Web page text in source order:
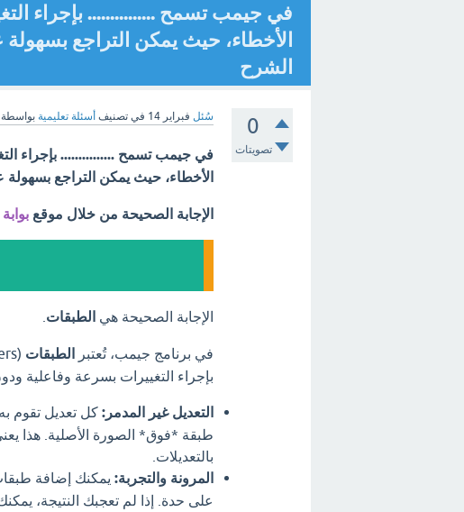
في جيمب تسمح ............... بإجراء
الأخطاء، حيث يمكن التراجع
الشرح
0
تصويتات
سُئل فبراير 14 في تصنيف أسئلة تعليمية بواسطة
في جيمب تسمح ............... بإجراء
الأخطاء، حيث يمكن التراجع
الإجابة الصحيحة من خلال موقع
الإجابة الصحيحة هي الطبقات
في برنامج جيمب، تُعتبر الطبقات
بإجراء التغييرات بسرعة وفاعلية
التعديل غير المدمر: كل تعديل تقوم
طبقة *فوق* الصورة الأصلية. هذا
بالتعديلات.
المرونة والتجربة: يمكنك إضافة
على حدة. إذا لم تعجبك النتيجة،